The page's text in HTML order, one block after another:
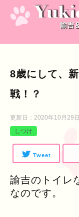
8歳にして、
戦！？
更新日： 2020年10月29日
しつけ
Tweet
諭吉のトイレ
なのです。